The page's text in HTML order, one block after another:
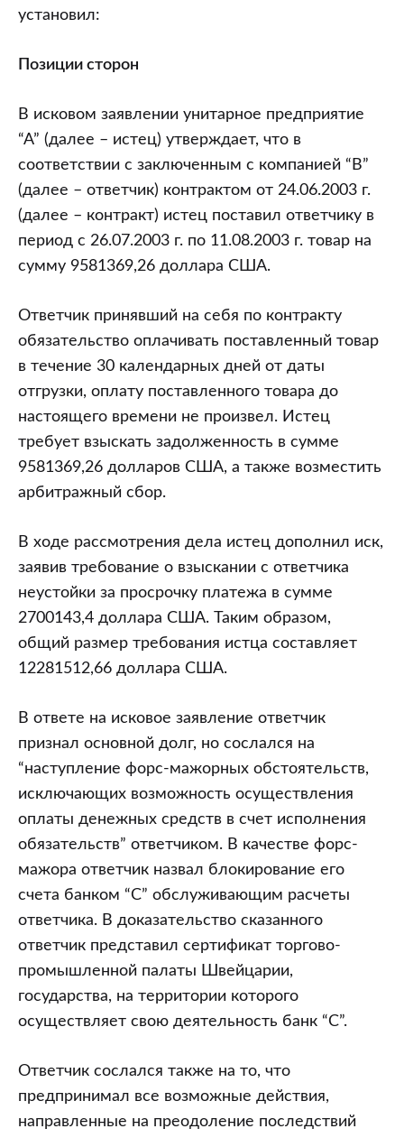
установил:
Позиции сторон
В исковом заявлении унитарное предприятие
“А” (далее – истец) утверждает, что в
соответствии с заключенным с компанией “В”
(далее – ответчик) контрактом от 24.06.2003 г.
(далее – контракт) истец поставил ответчику в
период с 26.07.2003 г. по 11.08.2003 г. товар на
сумму 9581369,26 доллара США.
Ответчик принявший на себя по контракту
обязательство оплачивать поставленный товар
в течение 30 календарных дней от даты
отгрузки, оплату поставленного товара до
настоящего времени не произвел. Истец
требует взыскать задолженность в сумме
9581369,26 долларов США, а также возместить
арбитражный сбор.
В ходе рассмотрения дела истец дополнил иск,
заявив требование о взыскании с ответчика
неустойки за просрочку платежа в сумме
2700143,4 доллара США. Таким образом,
общий размер требования истца составляет
12281512,66 доллара США.
В ответе на исковое заявление ответчик
признал основной долг, но сослался на
“наступление форс-мажорных обстоятельств,
исключающих возможность осуществления
оплаты денежных средств в счет исполнения
обязательств” ответчиком. В качестве форс-
мажора ответчик назвал блокирование его
счета банком “С” обслуживающим расчеты
ответчика. В доказательство сказанного
ответчик представил сертификат торгово-
промышленной палаты Швейцарии,
государства, на территории которого
осуществляет свою деятельность банк “С”.
Ответчик сослался также на то, что
предпринимал все возможные действия,
направленные на преодоление последствий